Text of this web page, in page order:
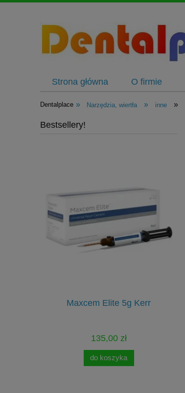
Strona główna O firmie
Dentalplace » Narzędzia, wiertła » inne »
Bestsellery!
Maxcem Elite 5g Kerr
135,00 zł
do koszyka